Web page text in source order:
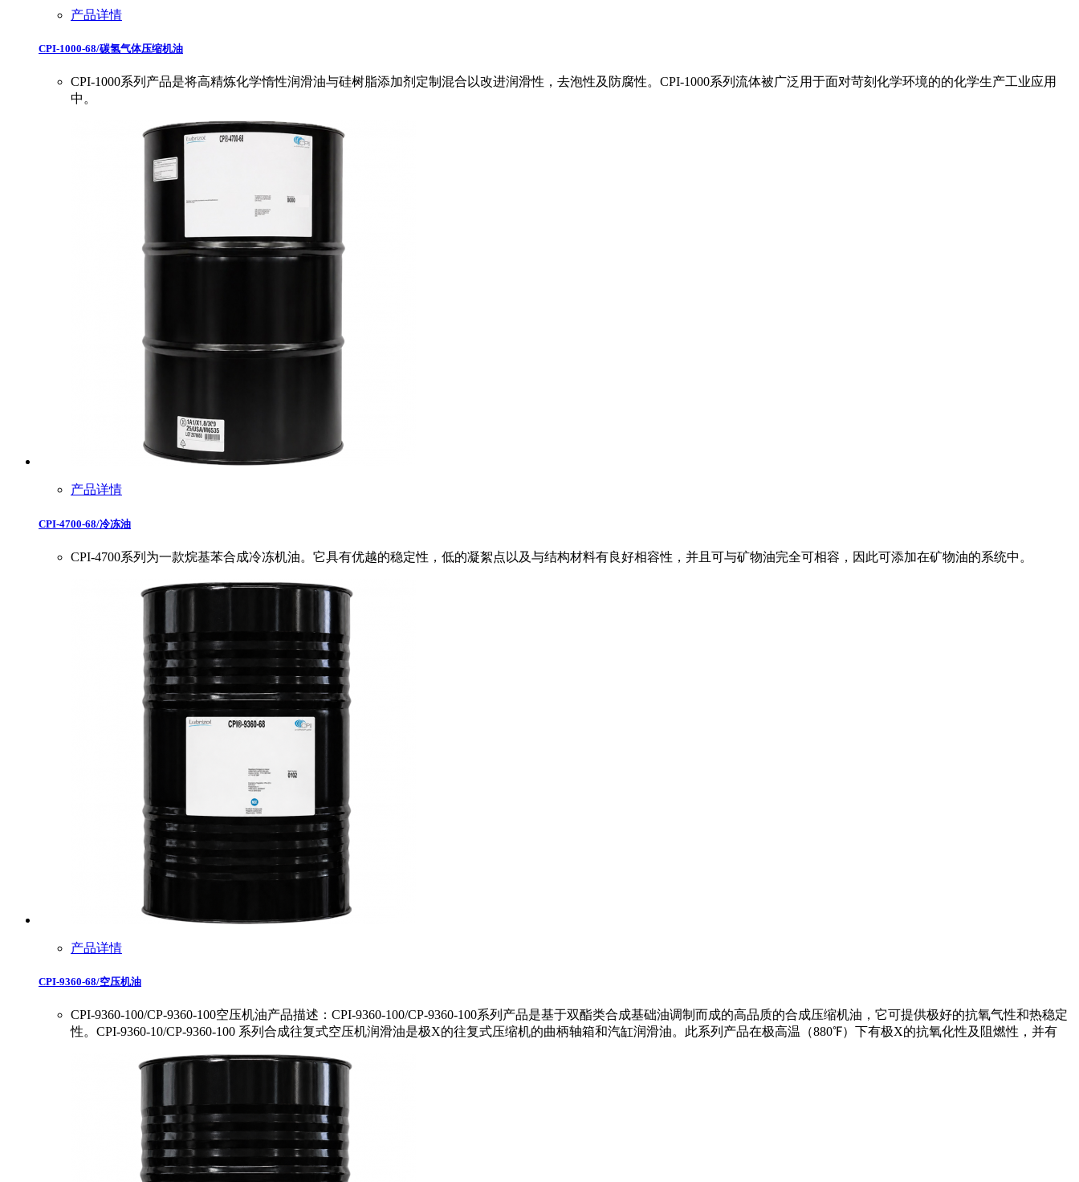
产品详情
CPI-1000-68/碳氢气体压缩机油
CPI-1000系列产品是将高精炼化学惰性润滑油与硅树脂添加剂定制混合以改进润滑性，去泡性及防腐性。CPI-1000系列流体被广泛用于面对苛刻化学环境的的化学生产工业应用
中。
产品详情
CPI-4700-68/冷冻油
CPI-4700系列为一款烷基苯合成冷冻机油。它具有优越的稳定性，低的凝絮点以及与结构材料有良好相容性，并且可与矿物油完全可相容，因此可添加在矿物油的系统中。
产品详情
CPI-9360-68/空压机油
CPI-9360-100/CP-9360-100空压机油产品描述：CPI-9360-100/CP-9360-100系列产品是基于双酯类合成基础油调制而成的高品质的合成压缩机油，它可提供极好的抗氧气性和热稳定
性。CPI-9360-10/CP-9360-100 系列合成往复式空压机润滑油是极X的往复式压缩机的曲柄轴箱和汽缸润滑油。此系列产品在极高温（880℉）下有极X的抗氧化性及阻燃性，并有